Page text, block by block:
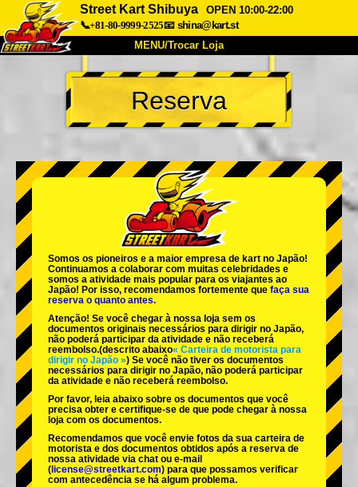
Street Kart Shibuya
OPEN 10:00-22:00
📞+81-80-9999-2525📧 shina@kart.st
MENU/Trocar Loja
INÍCIO
Sobre Especificações Preços
Empresa Reserva
Trocar Loja
Tokyo Shinagawa Tokyo Akihabara#1
Tokyo Akihabara#2
Tokyo Shibuya Annex Tokyo Bay
Tokyo Asakusa Osaka
Okinawa
Reserva
Somos os pioneiros e a maior empresa de kart no Japão!
Continuamos a colaborar com muitas celebridades e
somos a atividade mais popular para os viajantes ao
Japão! Por isso, recomendamos fortemente que faça sua
reserva o quanto antes.
Atenção! Se você chegar à nossa loja sem os
documentos originais necessários para dirigir no Japão,
não poderá participar da atividade e não receberá
reembolso.(descrito abaixo« Carteira de motorista para
dirigir no Japão ») Se você não tiver os documentos
necessários para dirigir no Japão, não poderá participar
da atividade e não receberá reembolso.
Por favor, leia abaixo sobre os documentos que você
precisa obter e certifique-se de que pode chegar à nossa
loja com os documentos.
Recomendamos que você envie fotos da sua carteira de
motorista e dos documentos obtidos após a reserva de
nossa atividade via chat ou e-mail
( license@streetkart.com) para que possamos verificar
com antecedência se há algum problema.